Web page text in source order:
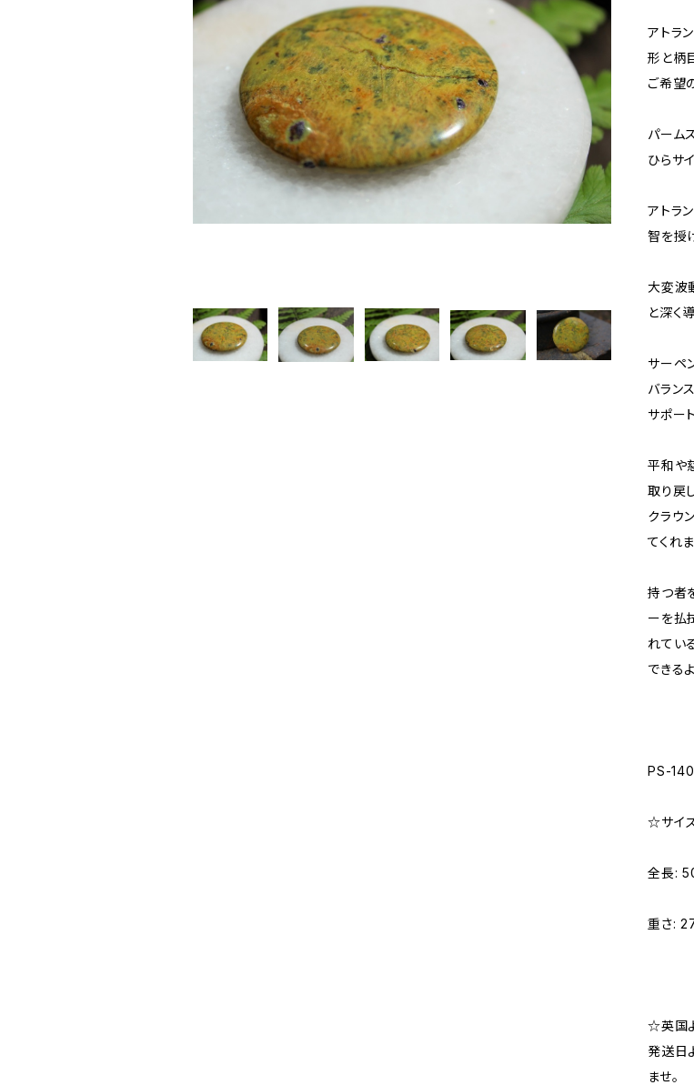
アトラ
形と柄
ご希望
パーム
ひらサ
アトラ
智を授
大変波
と深く
サーペ
バラン
サポー
平和や
取り戻
クラウ
てくれま
持つ者
ーを払
れてい
できる
PS-140
☆サイ
全長:
重さ:
☆英国
発送日
ませ。